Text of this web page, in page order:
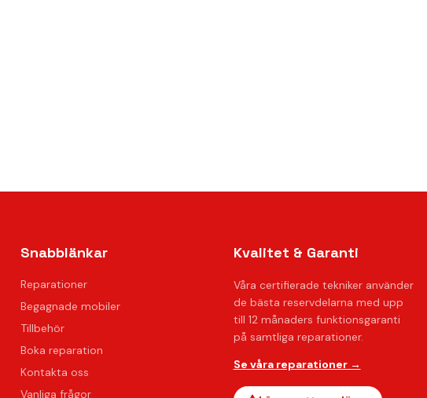
Snabblänkar
Reparationer
Begagnade mobiler
Tillbehör
Boka reparation
Kontakta oss
Vanliga frågor
Kvalitet & Garanti
Våra certifierade tekniker använder
de bästa reservdelarna med upp
till 12 månaders funktionsgaranti
på samtliga reparationer.
Se våra reparationer →